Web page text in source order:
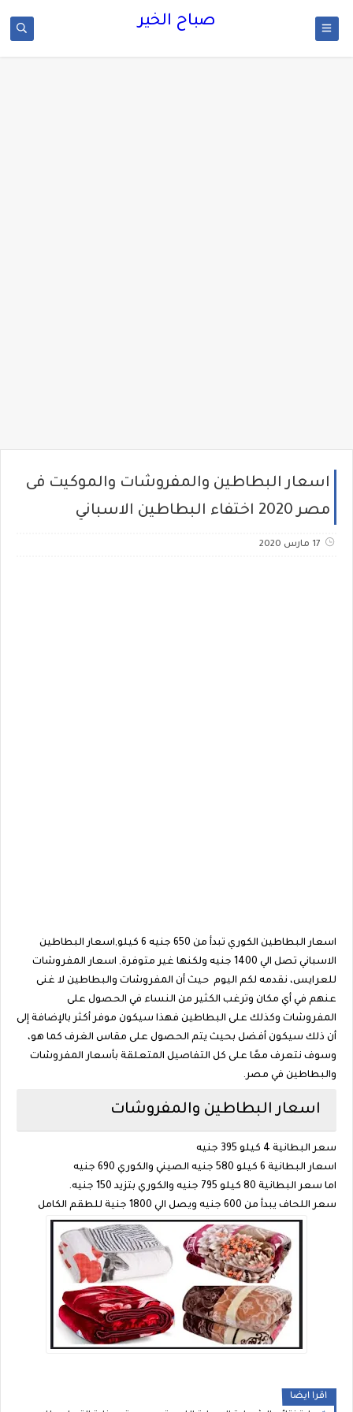
صباح الخير
اسعار البطاطين والمفروشات والموكيت فى
مصر 2020 اختفاء البطاطين الاسباني
17 مارس 2020
اسعار البطاطين الكوري تبدأ من 650 جنيه 6 كيلو,اسعار البطاطين
الاسباني تصل الي 1400 جنيه ولكنها غير متوفرة, اسعار المفروشات
للعرايس، نقدمه لكم اليوم حيث أن المفروشات والبطاطين لا غنى
عنهم في أي مكان وترغب الكثير من النساء في الحصول على
المفروشات وكذلك على البطاطين فهذا سيكون موفر أكثر بالإضافة إلى
أن ذلك سيكون أفضل بحيث يتم الحصول على مقاس الغرف كما هو،
وسوف نتعرف معًا على كل التفاصيل المتعلقة بأسعار المفروشات
والبطاطين في مصر.
اسعار البطاطين والمفروشات
سعر البطانية 4 كيلو 395 جنيه
اسعار البطانية 6 كيلو 580 جنيه الصيني والكوري 690 جنيه
اما سعر البطانية 80 كيلو 795 جنيه والكوري بتزيد 150 جنيه.
سعر اللحاف يبدأ من 600 جنيه ويصل الي 1800 جنية للطقم الكامل
اقرا ايضا